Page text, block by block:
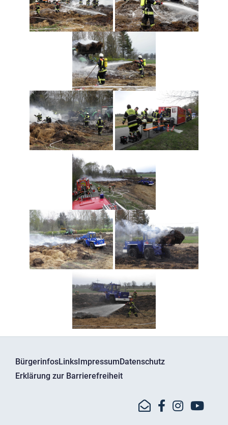
BürgerinfosLinksImpressumDatenschutz
Erklärung zur Barrierefreiheit